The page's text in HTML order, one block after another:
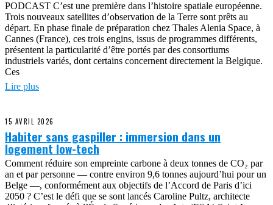
PODCAST C’est une première dans l’histoire spatiale européenne.
Trois nouveaux satellites d’observation de la Terre sont prêts au
départ. En phase finale de préparation chez Thales Alenia Space, à
Cannes (France), ces trois engins, issus de programmes différents,
présentent la particularité d’être portés par des consortiums
industriels variés, dont certains concernent directement la Belgique.
Ces
Lire plus
15 AVRIL 2026
Habiter sans gaspiller : immersion dans un
logement low-tech
Comment réduire son empreinte carbone à deux tonnes de CO₂ par
an et par personne — contre environ 9,6 tonnes aujourd’hui pour un
Belge —, conformément aux objectifs de l’Accord de Paris d’ici
2050 ? C’est le défi que se sont lancés Caroline Pultz, architecte